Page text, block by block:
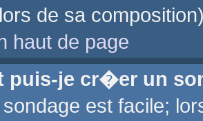
de sa
haut de page
puis-je cr�er un
est facile;